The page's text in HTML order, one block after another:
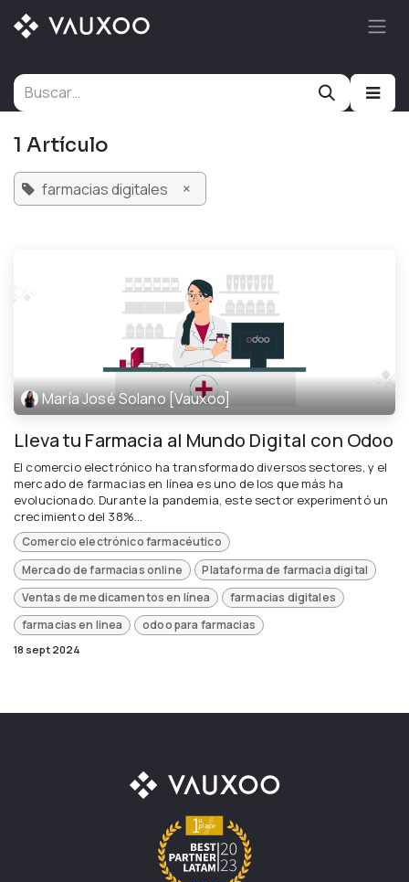
Ir al contenido
1 Artículo
farmacias digitales ×
María José Solano [Vauxoo]
Lleva tu Farmacia al Mundo Digital con Odoo
El comercio electrónico ha transformado diversos sectores, y el
mercado de farmacias en línea es uno de los que más ha
evolucionado. Durante la pandemia, este sector experimentó un
crecimiento del 38%...
Comercio electrónico farmacéutico
Mercado de farmacias online
Plataforma de farmacia digital
Ventas de medicamentos en línea
farmacias digitales
farmacias en linea
odoo para farmacias
18 sept 2024